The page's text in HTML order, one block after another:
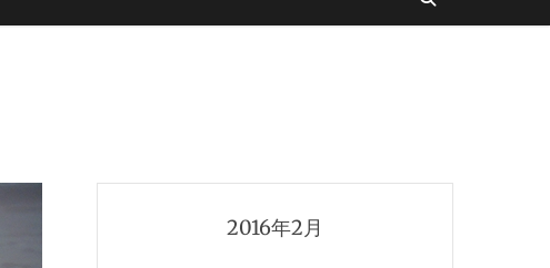
2016年2月